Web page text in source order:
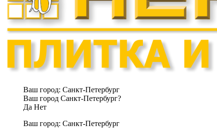
Ваш город: Санкт-Петербург
Ваш город Санкт-Петербург?
Да Нет
Ваш город: Санкт-Петербург